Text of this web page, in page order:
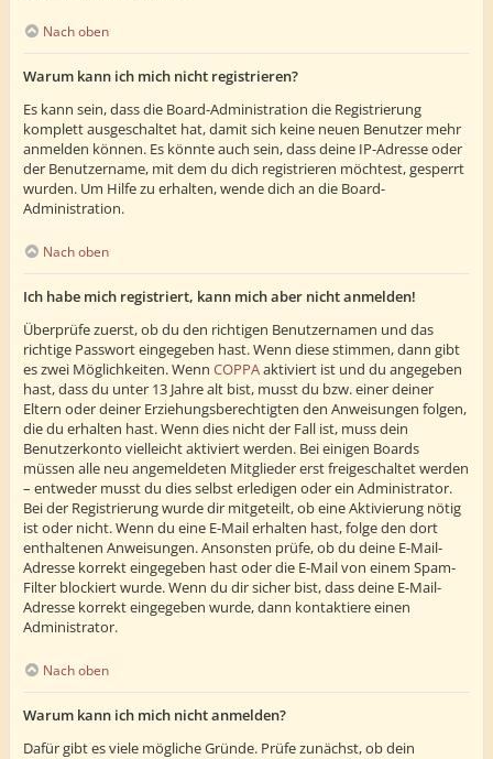
Nach oben
Warum kann ich mich nicht registrieren?
Es kann sein, dass die Board-Administration die Registrierung
komplett ausgeschaltet hat, damit sich keine neuen Benutzer mehr
anmelden können. Es könnte auch sein, dass deine IP-Adresse oder
der Benutzername, mit dem du dich registrieren möchtest, gesperrt
wurden. Um Hilfe zu erhalten, wende dich an die Board-
Administration.
Nach oben
Ich habe mich registriert, kann mich aber nicht anmelden!
Überprüfe zuerst, ob du den richtigen Benutzernamen und das
richtige Passwort eingegeben hast. Wenn diese stimmen, dann gibt
es zwei Möglichkeiten. Wenn COPPAaktiviert ist und du angegeben
hast, dass du unter 13 Jahre alt bist, musst du bzw. einer deiner
Eltern oder deiner Erziehungsberechtigten den Anweisungen folgen,
die du erhalten hast. Wenn dies nicht der Fall ist, muss dein
Benutzerkonto vielleicht aktiviert werden. Bei einigen Boards
müssen alle neu angemeldeten Mitglieder erst freigeschaltet werden
– entweder musst du dies selbst erledigen oder ein Administrator.
Bei der Registrierung wurde dir mitgeteilt, ob eine Aktivierung nötig
ist oder nicht. Wenn du eine E-Mail erhalten hast, folge den dort
enthaltenen Anweisungen. Ansonsten prüfe, ob du deine E-Mail-
Adresse korrekt eingegeben hast oder die E-Mail von einem Spam-
Filter blockiert wurde. Wenn du dir sicher bist, dass deine E-Mail-
Adresse korrekt eingegeben wurde, dann kontaktiere einen
Administrator.
Nach oben
Warum kann ich mich nicht anmelden?
Dafür gibt es viele mögliche Gründe. Prüfe zunächst, ob dein